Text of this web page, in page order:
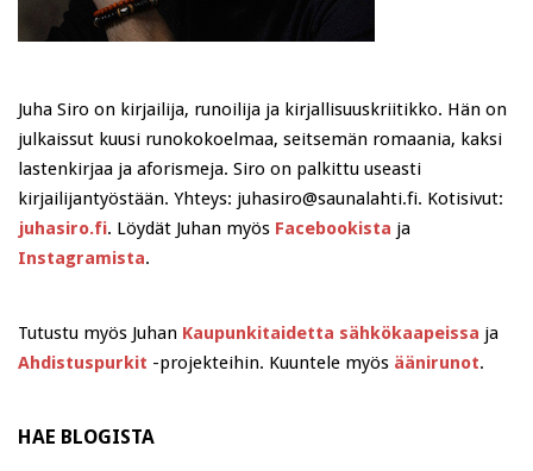
Juha Siro on kirjailija, runoilija ja kirjallisuuskriitikko. Hän on
julkaissut kuusi runokokoelmaa, seitsemän romaania, kaksi
lastenkirjaa ja aforismeja. Siro on palkittu useasti
kirjailijantyöstään. Yhteys: juhasiro@saunalahti.fi. Kotisivut:
juhasiro.fi. Löydät Juhan myös Facebookista ja
Instagramista.
Tutustu myös Juhan Kaupunkitaidetta sähkökaapeissa ja
Ahdistuspurkit -projekteihin. Kuuntele myös äänirunot.
HAE BLOGISTA